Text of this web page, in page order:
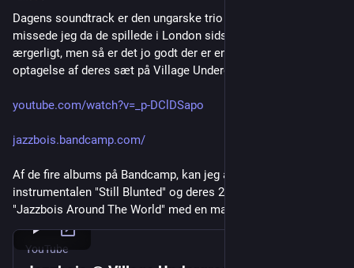
Dagens soundtrack er den ungarske trio Jazzbois. Dem
missede jeg da de spillede i London sidste år. Det er jo bare
ærgerligt, men så er det jo godt der er en 40minutters
optagelse af deres sæt på Village Underground:
youtube.com/watch?v=_p-DClDSapo
jazzbois.bandcamp.com/
Af de fire albums på Bandcamp, kan jeg anbefale
instrumentalen "Still Blunted" og deres 2026 udgivelse
"Jazzbois Around The World" med en masse gæsterappere på.
YouTube